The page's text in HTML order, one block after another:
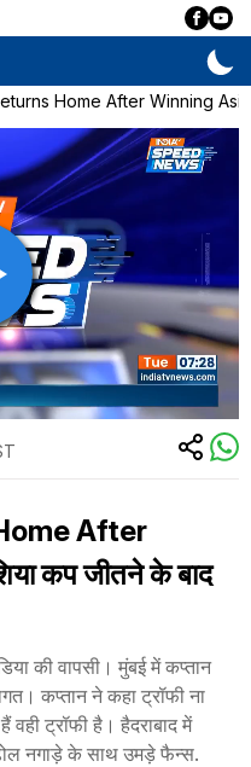
Home After Winning Asia
After
कप जीतने के बाद
की वापसी। मुंबई में कप्तान
कप्तान ने कहा ट्रॉफी ना
ट्रॉफी है। हैदराबाद में
नगाड़े के साथ उमड़े फैन्स.